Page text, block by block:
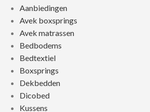
Aanbiedingen
Avek boxsprings
Avek matrassen
Bedbodems
Bedtextiel
Boxsprings
Dekbedden
Dicobed
Kussens